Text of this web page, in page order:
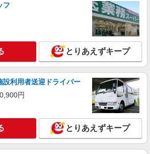
本市中央区＞元気も、プライベートも諦め
時給1450円〜2062円 ＜日払い有/週払い有/交
水前寺駅周辺 ≪車通勤OK≫
詳細を見る
イサービス看護STAFF｜面接なし！履歴書
！ブランクOK◎
時給2300円〜2875円＜交通費全額支給(ガソリ
含む)/日払い可/週払い可＞
フ
とりあえずキープ
設利用者送迎ドライバー
円
とりあえずキープ